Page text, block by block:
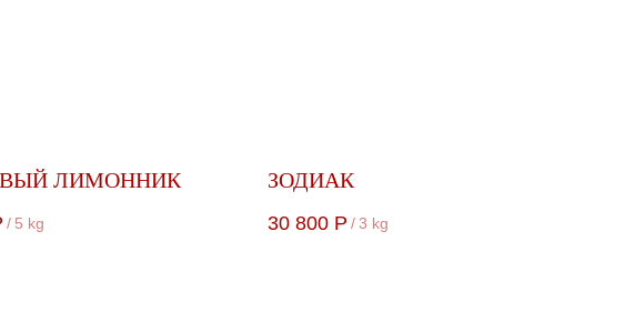
ЛИМОННИК
/ 5 kg
ЗОДИАК
30 800 Р /3 kg